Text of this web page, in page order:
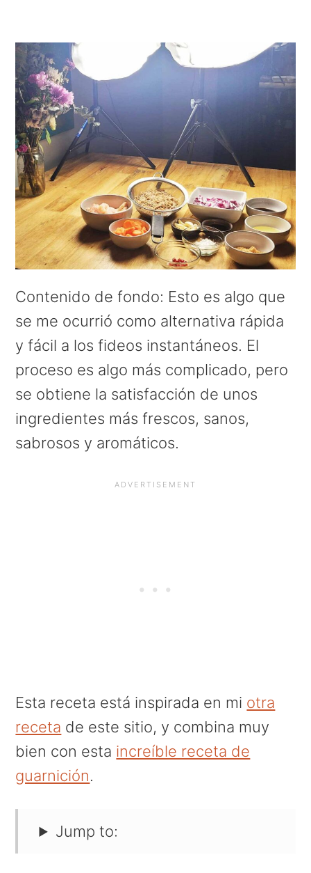
Contenido de fondo: Esto es algo que
se me ocurrió como alternativa rápida
y fácil a los fideos instantáneos. El
proceso es algo más complicado, pero
se obtiene la satisfacción de unos
ingredientes más frescos, sanos,
sabrosos y aromáticos.
Esta receta está inspirada en mi otra
receta de este sitio, y combina muy
bien con esta increíble receta de
guarnición.
Jump to: